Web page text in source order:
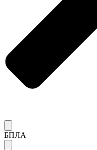
БПЛА